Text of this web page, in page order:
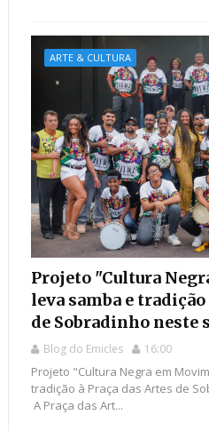
ARTE & CULTURA
Projeto "Cultura
leva samba e tradição
de Sobradinho neste
Blog do Emicles 16:00
Projeto "Cultura Negra em
tradição à Praça das Artes de
​ A Praça das Art...